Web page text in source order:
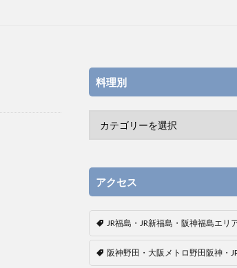
料理別
アクセス
JR福島・JR新福島・阪神福島エリ
阪神野田・大阪メトロ野田阪神・